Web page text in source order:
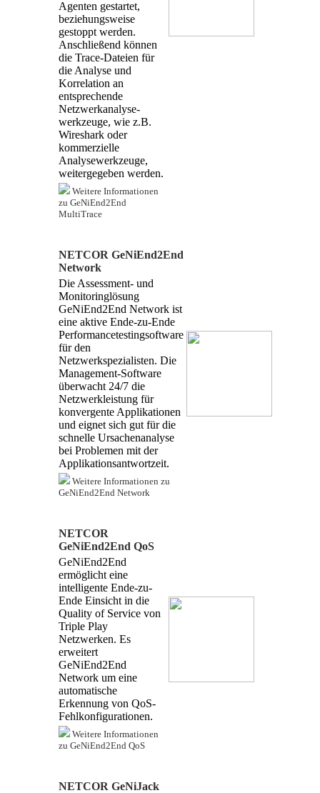
Agenten gestartet,
beziehungsweise
gestoppt werden.
Anschließend können
die Trace-Dateien für
die Analyse und
Korrelation an
entsprechende
Netzwerkanalyse-
werkzeuge, wie z.B.
Wireshark oder
kommerzielle
Analysewerkzeuge,
weitergegeben werden.
Weitere Informationen
zu GeNiEnd2End
MultiTrace
NETCOR GeNiEnd2End
Network
Die Assessment- und
Monitoringlösung
GeNiEnd2End Network ist
eine aktive Ende-zu-Ende
Performancetestingsoftware
für den
Netzwerkspezialisten. Die
Management-Software
überwacht 24/7 die
Netzwerkleistung für
konvergente Applikationen
und eignet sich gut für die
schnelle Ursachenanalyse
bei Problemen mit der
Applikationsantwortzeit.
Weitere Informationen zu
GeNiEnd2End Network
NETCOR
GeNiEnd2End QoS
GeNiEnd2End
ermöglicht eine
intelligente Ende-zu-
Ende Einsicht in die
Quality of Service von
Triple Play
Netzwerken. Es
erweitert
GeNiEnd2End
Network um eine
automatische
Erkennung von QoS-
Fehlkonfigurationen.
Weitere Informationen
zu GeNiEnd2End QoS
NETCOR GeNiJack